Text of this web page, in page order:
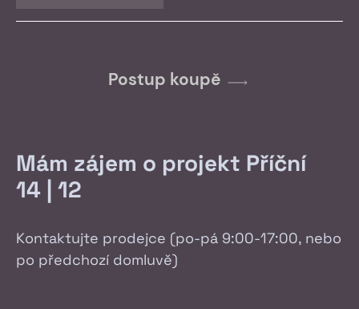
Postup koupě
Mám zájem o projekt Příční
14 | 12
Kontaktujte prodejce (po-pá 9:00-17:00, nebo
po předchozí domluvě)